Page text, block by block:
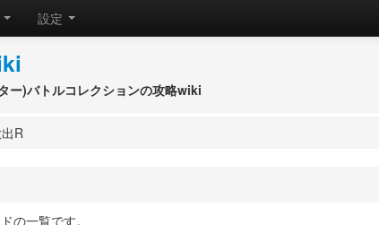
設定
ー)バトルコレクションの攻略wiki
R
の一覧です。